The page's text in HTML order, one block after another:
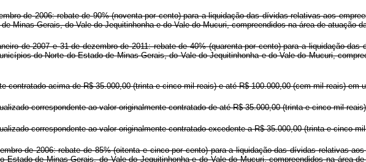
de 2006: rebate de 90% (noventa por cento) para a liquidação das dívidas relativas aos
Minas Gerais, do Vale do Jequitinhonha e do Vale do Mucuri, compreendidos na área de atuação
de 2007 e 31 de dezembro de 2011: rebate de 40% (quarenta por cento) para a liquidação
do Norte do Estado de Minas Gerais, do Vale do Jequitinhonha e do Vale do Mucuri,
contratado acima de R$ 35.000,00 (trinta e cinco mil reais) e até R$ 100.000,00 (cem mil reais) em
correspondente ao valor originalmente contratado de até R$ 35.000,00 (trinta e cinco mil
correspondente ao valor originalmente contratado excedente a R$ 35.000,00 (trinta e cinco
de 2006: rebate de 85% (oitenta e cinco por cento) para a liquidação das dívidas relativas
de Minas Gerais, do Vale do Jequitinhonha e do Vale do Mucuri, compreendidos na área